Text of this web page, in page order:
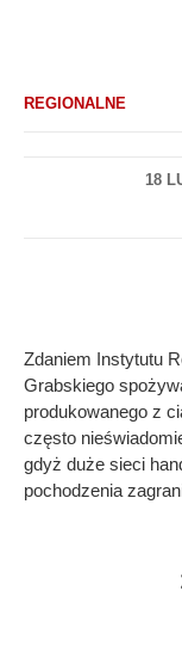
REGIONALNE
18
Zdaniem Instytutu
Grabskiego
produkowanego z
często
gdyż duże sieci
pochodzenia